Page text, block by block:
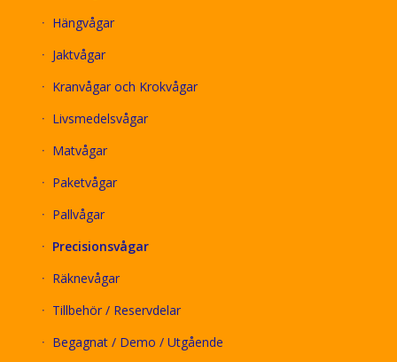
Hängvågar
Jaktvågar
Kranvågar och Krokvågar
Livsmedelsvågar
Matvågar
Paketvågar
Pallvågar
Precisionsvågar
Räknevågar
Tillbehör / Reservdelar
Begagnat / Demo / Utgående